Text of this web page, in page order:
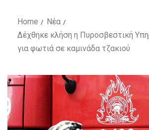
Home
Νέα
Δέχθηκε κλήση η Πυροσβεστική
για φωτιά σε καμινάδα τζακιού